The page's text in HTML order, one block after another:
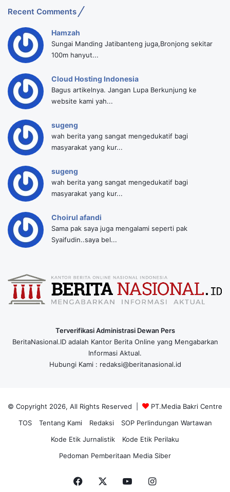
Recent Comments
Hamzah
Sungai Manding Jatibanteng juga,Bronjong sekitar
100m hanyut...
Cloud Hosting Indonesia
Bagus artikelnya. Jangan Lupa Berkunjung ke
website kami yah...
sugeng
wah berita yang sangat mengedukatif bagi
masyarakat yang kur...
sugeng
wah berita yang sangat mengedukatif bagi
masyarakat yang kur...
Choirul afandi
Sama pak saya juga mengalami seperti pak
Syaifudin..saya bel...
Terverifikasi Administrasi Dewan Pers
BeritaNasional.ID adalah Kantor Berita Online yang Mengabarkan
Informasi Aktual.
Hubungi Kami : redaksi@beritanasional.id
© Copyright 2026, All Rights Reserved |
PT.Media Bakri Centre
TOS
Tentang Kami Redaksi
SOP Perlindungan Wartawan
Kode Etik Jurnalistik
Kode Etik Perilaku
Pedoman Pemberitaan Media Siber
Facebook YouTubeInstagram